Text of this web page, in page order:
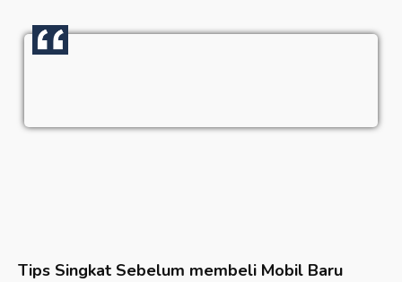
Tips Singkat Sebelum membeli Mobil Baru